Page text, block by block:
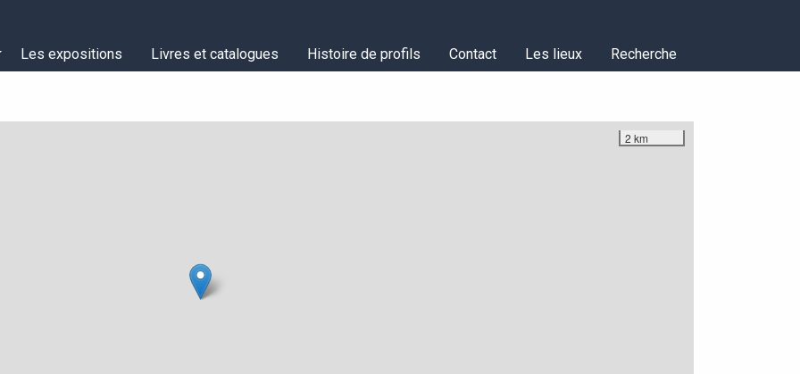
Les expositions Livres et catalogues Histoire de profils Contact Les lieux Recherche
2 km